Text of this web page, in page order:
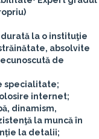
la o instituţie
absolvite
de
specialitate;
internet;
dinamism,
la muncă în
la detalii;